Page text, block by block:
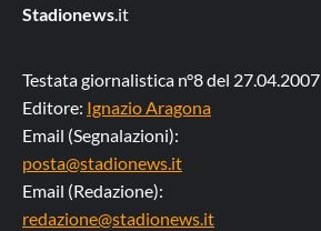
Stadionews.it
Testata giornalistica n°8 del 27.04.2007
Editore: Ignazio Aragona
Email (Segnalazioni):
posta@stadionews.it
Email (Redazione):
redazione@stadionews.it